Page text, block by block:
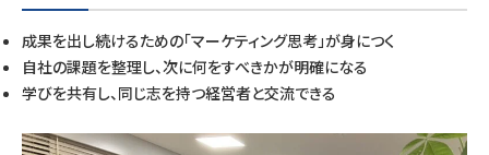
成果を出し続けるための「マーケティング思考」が身につく
自社の課題を整理し、次に何をすべきかが明確になる
学びを共有し、同じ志を持つ経営者と交流できる